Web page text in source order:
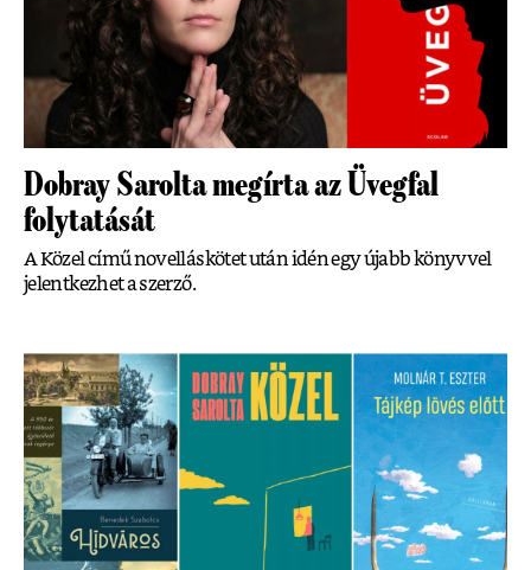
Dobray Sarolta megírta az Üvegfal
folytatását
A Közel című novelláskötet után idén egy újabb könyvvel
jelentkezhet a szerző.